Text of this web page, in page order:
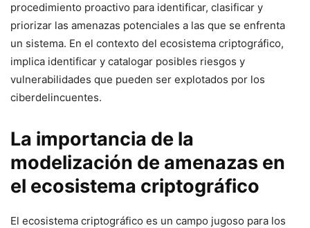
procedimiento proactivo para identificar,⁣ clasificar y
priorizar las amenazas potenciales a‌ las que se enfrenta
un sistema. En el contexto ​del ecosistema criptográfico,
implica identificar y catalogar posibles riesgos y
vulnerabilidades que pueden ser ​explotados por ‍los
ciberdelincuentes.
La importancia de⁢ la
modelización de amenazas en
el ecosistema criptográfico
El ecosistema‍ criptográfico⁢ es un campo‌ jugoso para los